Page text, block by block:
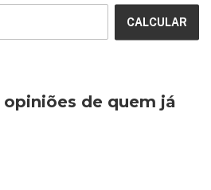
CALCULAR
de quem já